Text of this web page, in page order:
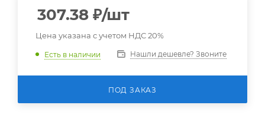
307.38 ₽/шт
Цена указана с учетом НДС 20%
Есть в наличии Нашли дешевле? Звоните
ПОД ЗАКАЗ